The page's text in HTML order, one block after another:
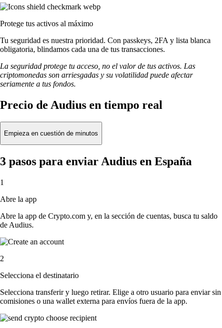
Protege tus activos al máximo
Tu seguridad es nuestra prioridad. Con passkeys, 2FA y lista blanca
obligatoria, blindamos cada una de tus transacciones.
La seguridad protege tu acceso, no el valor de tus activos. Las
criptomonedas son arriesgadas y su volatilidad puede afectar
seriamente a tus fondos.
Precio de Audius en tiempo real
Empieza en cuestión de minutos
3 pasos para enviar Audius en España
1
Abre la app
Abre la app de Crypto.com y, en la sección de cuentas, busca tu saldo
de Audius.
2
Selecciona el destinatario
Selecciona transferir y luego retirar. Elige a otro usuario para enviar sin
comisiones o una wallet externa para envíos fuera de la app.